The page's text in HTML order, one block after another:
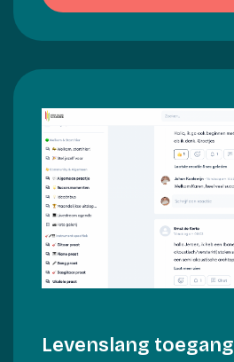
Levenslang